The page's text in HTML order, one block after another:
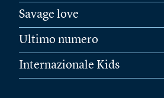
Savage love
Ultimo numero
Internazionale Kids